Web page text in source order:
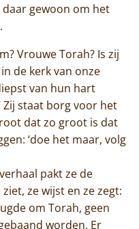
gewoon om het
Vrouwe Torah? Is zij
de kerk van onze
van hun hart
Zij staat borg voor het
dat zo groot is dat
‘doe het maar, volg
pakt ze de
ze wijst en ze zegt:
om Torah, geen
worden. Er